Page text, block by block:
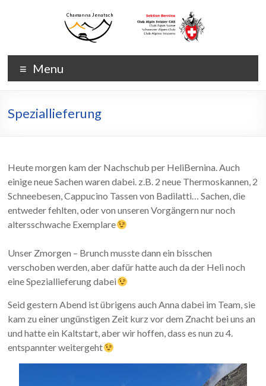
Chamanna
Jenatsch
Chamanna
Jenatsch
CAS
Menu
Speziallieferung
Heute morgen kam der Nachschub per HeliBernina. Auch
einige neue Sachen waren dabei. z.B. 2 neue Thermoskannen, 2
Schneebesen, Cappucino Tassen von Badilatti… Sachen, die
entweder fehlten, oder von unseren Vorgängern nur noch
altersschwache Exemplare
Unser Zmorgen – Brunch musste dann ein bisschen
verschoben werden, aber dafür hatte auch da der Heli noch
eine Speziallieferung dabei
Seid gestern Abend ist übrigens auch Anna dabei im Team, sie
kam zu einer ungünstigen Zeit kurz vor dem Znacht bei uns an
und hatte ein Kaltstart, aber wir hoffen, dass es nun zu 4.
entspannter weitergeht